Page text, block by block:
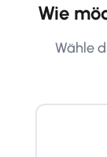
Wie
Wähle